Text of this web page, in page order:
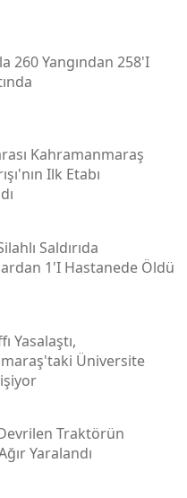
260 Yangından 258'i
Kahramanmaraş
Ilk Etabı
Saldırıda
1'i Hastanede Öldü
Yasalaştı,
Üniversite
Traktörün
Yaralandı